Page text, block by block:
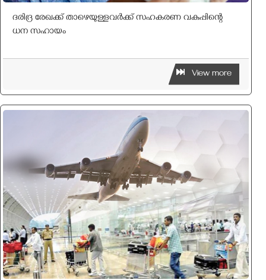
ദരിദ്ര രേഖക്ക് താഴെയുള്ളവർക്ക് സഹകരണ വകുപ്പിന്റെ
ധന സഹായം
View more